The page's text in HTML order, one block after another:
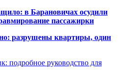
в Барановичах осудили
пассажирки
разрушены квартиры, один
подробное руководство для